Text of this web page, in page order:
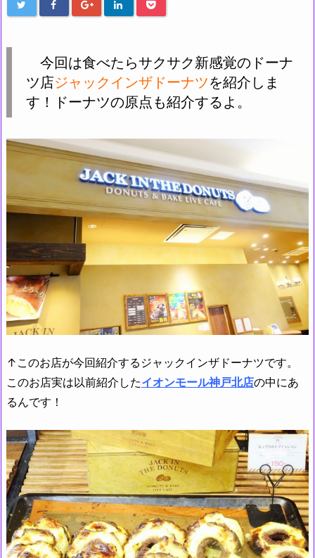
今回は食べたらサクサク新感覚のドーナ
ツ店ジャックインザドーナツを紹介しま
す！ドーナツの原点も紹介するよ。
↑このお店が今回紹介するジャックインザドーナツです。
このお店実は以前紹介したイオンモール神戸北店の中にあ
るんです！